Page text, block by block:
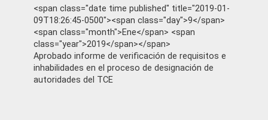
<span class="date time published" title="2019-01-
09T18:26:45-0500"><span class="day">9</span>
<span class="month">Ene</span> <span
class="year">2019</span></span>
Aprobado informe de verificación de requisitos e
inhabilidades en el proceso de designación de
autoridades del TCE